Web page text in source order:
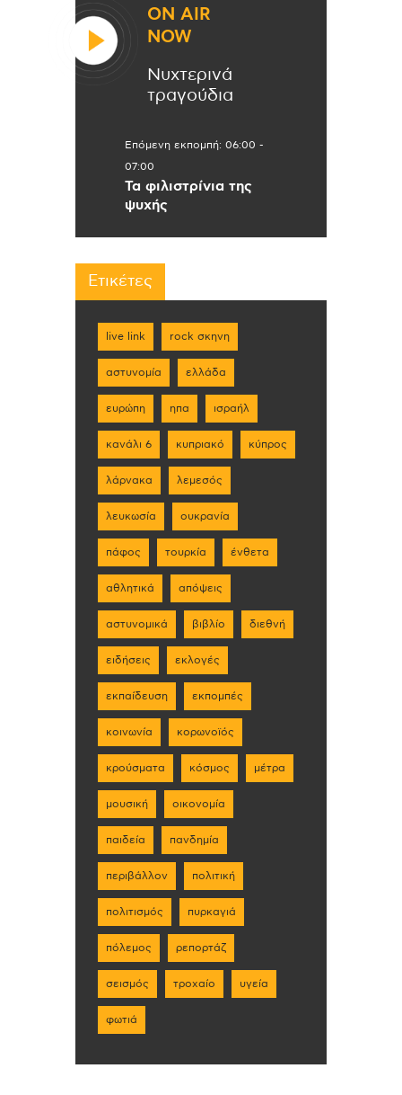
ON AIR
NOW
Νυχτερινά
τραγούδια
Επόμενη εκπομπή: 06:00 -
07:00
Τα φιλιστρίνια της
ψυχής
Ετικέτες
live link rock σκηνη
αστυνομία ελλάδα
ευρώπη ηπα ισραήλ
κανάλι 6 κυπριακό κύπρος
λάρνακα λεμεσός
λευκωσία ουκρανία
πάφος τουρκία ένθετα
αθλητικά απόψεις
αστυνομικά βιβλίο διεθνή
ειδήσεις εκλογές
εκπαίδευση εκπομπές
κοινωνία κορωνοϊός
κρούσματα κόσμος μέτρα
μουσική οικονομία
παιδεία πανδημία
περιβάλλον πολιτική
πολιτισμός πυρκαγιά
πόλεμος ρεπορτάζ
σεισμός τροχαίο υγεία
φωτιά